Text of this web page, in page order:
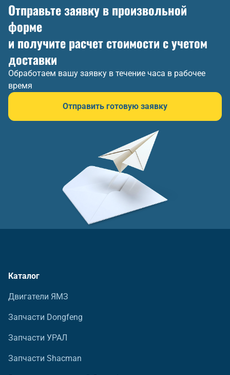
Отправьте заявку в произвольной
форме
и получите расчет стоимости с учетом
доставки
Обработаем вашу заявку в течение часа в рабочее
время
Отправить готовую заявку
Каталог
Двигатели ЯМЗ
Запчасти Dongfeng
Запчасти УРАЛ
Запчасти Shacman